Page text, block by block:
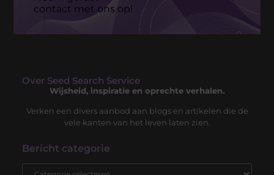
contact met ons op!
Over Seed Search Service
Wijsheid, inspiratie en oprechte verhalen.
Verken een divers aanbod aan blogs en artikelen die de
vele kanten van het leven laten zien.
Bericht categorie